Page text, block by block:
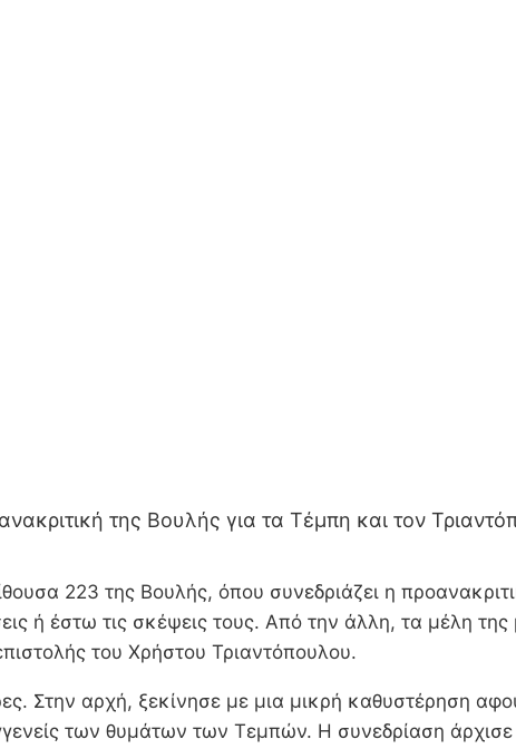
της Βουλής για τα Τέμπη και τον
223 της Βουλής, όπου συνεδριάζει η
ή έστω τις σκέψεις τους. Από την άλλη, τα μέλη
του Χρήστου Τριαντόπουλου.
Στην αρχή, ξεκίνησε με μια μικρή καθυστέρηση
των θυμάτων των Τεμπών. Η συνεδρίαση